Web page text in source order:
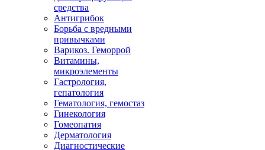
средства
Антигрибок
Борьба с вредными
привычками
Варикоз. Геморрой
Витамины,
микроэлементы
Гастрология,
гепатология
Гематология, гемостаз
Гинекология
Гомеопатия
Дерматология
Диагностические